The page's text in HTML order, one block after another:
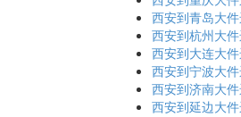
西安到青岛大
西安到杭州大
西安到大连大
西安到宁波大
西安到济南大
西安到延边大